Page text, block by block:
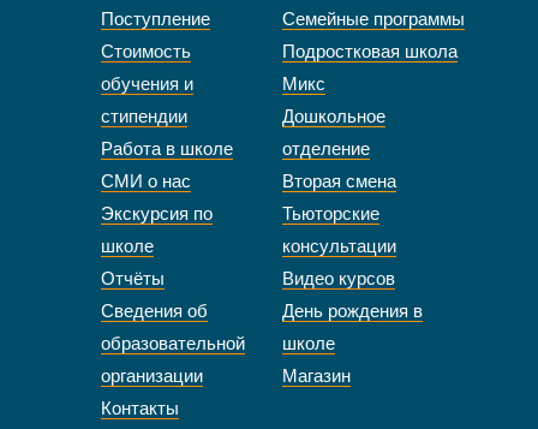
Поступление
Стоимость
обучения и
стипендии
Работа в школе
СМИ о нас
Экскурсия по
школе
Отчёты
Сведения об
образовательной
организации
Контакты
Семейные программы
Подростковая школа
Микс
Дошкольное
отделение
Вторая смена
Тьюторские
консультации
Видео курсов
День рождения в
школе
Магазин